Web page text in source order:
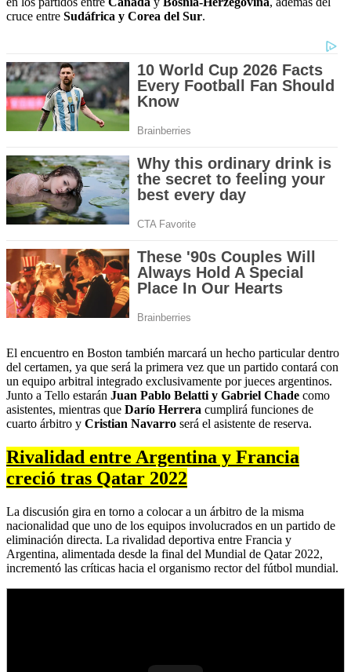
cruce entre Sudáfrica y Corea del Sur.
El encuentro en Boston también marcará un hecho particular dentro
del certamen, ya que será la primera vez que un partido contará con
un equipo arbitral integrado exclusivamente por jueces argentinos.
Junto a Tello estarán Juan Pablo Belatti y Gabriel Chade como
asistentes, mientras que Darío Herrera cumplirá funciones de
cuarto árbitro y Cristian Navarro será el asistente de reserva.
Rivalidad entre Argentina y Francia
creció tras Qatar 2022
La discusión gira en torno a colocar a un árbitro de la misma
nacionalidad que uno de los equipos involucrados en un partido de
eliminación directa. La rivalidad deportiva entre Francia y
Argentina, alimentada desde la final del Mundial de Qatar 2022,
incrementó las críticas hacia el organismo rector del fútbol mundial.